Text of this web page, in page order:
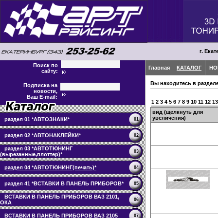
г.
Поиск по
сайту:
Подписка на
новости,
Ваш E-mail:
раздел 01 *АВТОЗНАКИ* 01
раздел 02 *АВТОНАКЛЕЙКИ* 02
раздел 03 *АВТОТЮНИНГ
(вырезанные,плоттер)*
03
раздел 04 *АВТОТЮНИНГ(печать)* 04
раздел 41 *ВСТАВКИ В ПАНЕЛЬ ПРИБОРОВ* 05
ВСТАВКИ В ПАНЕЛЬ ПРИБОРОВ ВАЗ 2101,
ОКА
06
ВСТАВКИ В ПАНЕЛЬ ПРИБОРОВ ВАЗ 2105 07
Главная КАТАЛОГ
Вы находитесь в
1 2 3 4 5 6 7 8 9 10 11 12 13
вид (щелкнуть для
увеличения)